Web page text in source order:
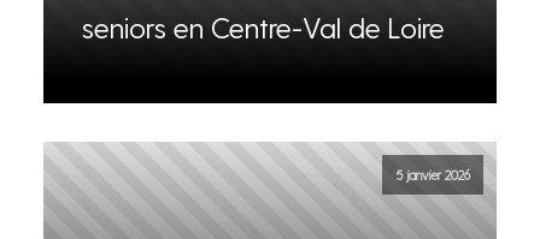
seniors en Centre-Val de Loire
5 janvier 2026